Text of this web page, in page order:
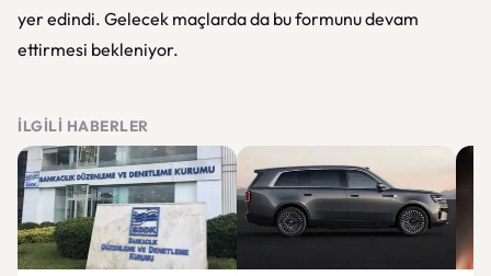
yer edindi. Gelecek maçlarda da bu formunu devam
ettirmesi bekleniyor.
İLGILI HABERLER